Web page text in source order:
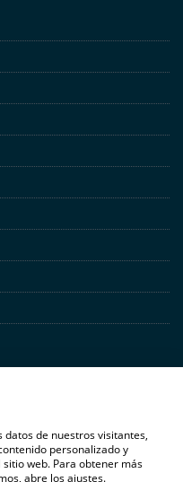
datos de nuestros visitantes,
personalizado y
web. Para obtener más
abre los ajustes.